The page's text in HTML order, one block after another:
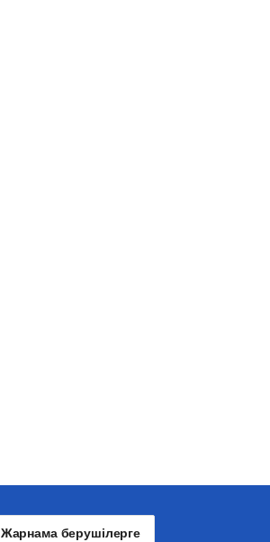
Жарнама берушілерге